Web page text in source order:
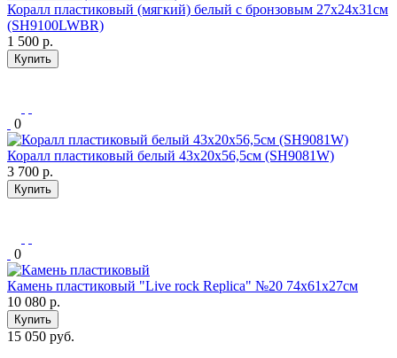
Коралл пластиковый (мягкий) белый с бронзовым 27х24х31см
(SH9100LWBR)
1 500 р.
Купить
0
Коралл пластиковый белый 43х20х56,5см (SH9081W)
3 700 р.
Купить
0
Камень пластиковый "Live rock Replica" №20 74х61х27см
10 080 р.
Купить
15 050 руб.